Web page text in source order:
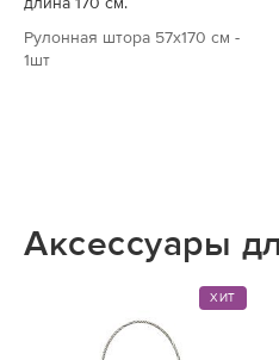
Рулонная штора 57х170 см -
1шт
Аксессуары
ХИТ